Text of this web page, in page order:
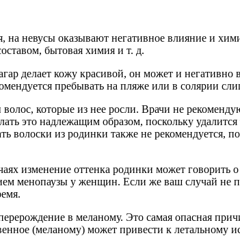
невусы оказывают негативное влияние и
бытовая химия и т. д.
делает кожу красивой, он может и негативно
пребывать на пляже или в солярии
которые из нее росли. Врачи не
это надлежащим образом, поскольку удалится
волоски из родинки также не рекомендуется,
изменение оттенка родинки может говорить
менопаузы у женщин. Если же ваш случай не
в меланому. Это самая опасная
(меланому) может привести к летальному